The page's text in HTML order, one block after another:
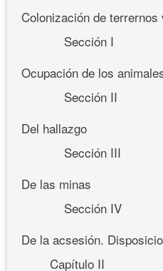
Colonización de terrernos
Sección I
Ocupación de los
Sección II
Del hallazgo
Sección III
De las minas
Sección IV
De la acsesión.
Capítulo II